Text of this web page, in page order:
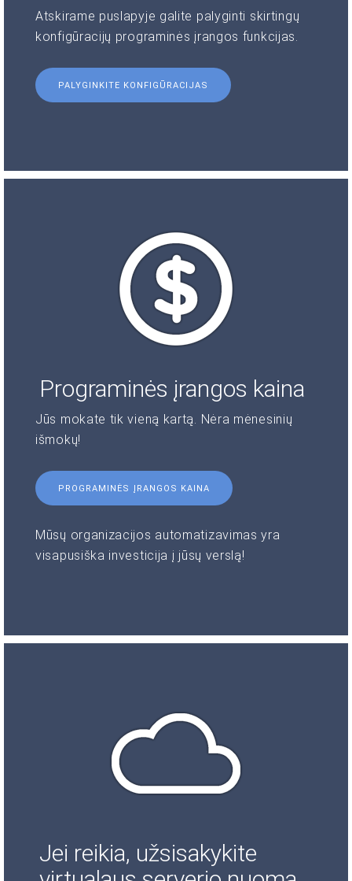
Atskirame puslapyje galite palyginti skirtingų
konfigūracijų programinės įrangos funkcijas.
PALYGINKITE KONFIGŪRACIJAS
Programinės įrangos kaina
Jūs mokate tik vieną kartą. Nėra mėnesinių
išmokų!
PROGRAMINĖS ĮRANGOS KAINA
Mūsų organizacijos automatizavimas yra
visapusiška investicija į jūsų verslą!
Jei reikia, užsisakykite